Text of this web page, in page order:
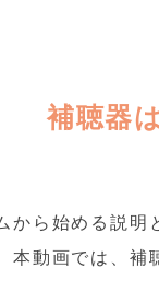
補聴器
から始める説
本動画では、